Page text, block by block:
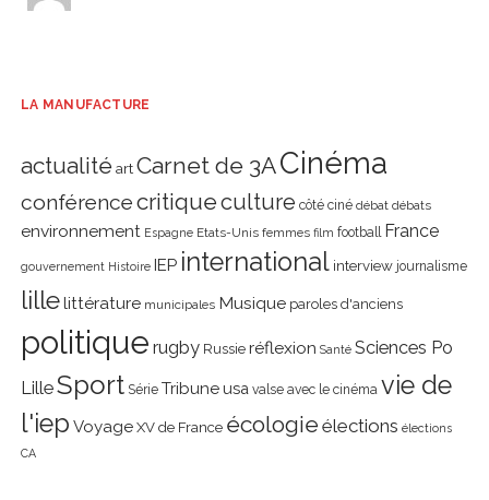
LA MANUFACTURE
actualité art Carnet de 3ACinéma
conférencecritiqueculture côté ciné débat débats
environnement Espagne Etats-Unis femmes film football France
gouvernement Histoire IEP international interview journalisme
lillelittérature municipales Musique paroles d'anciens
politique rugby Russie réflexion Santé Sciences Po
LilleSport Série Tribune usa valse avec le cinéma vie de
l'iep Voyage XV de France écologie élections élections
CA